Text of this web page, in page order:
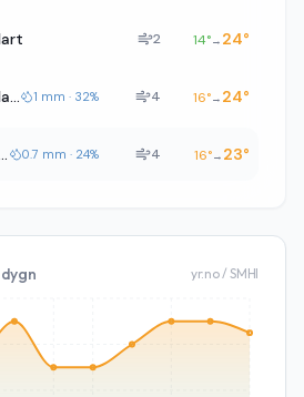
2 14°→ 24°
Halvklart 1 mm · 32% 4 16°→ 24°
0.7 mm · 24% 4 16°→ 23°
yr.no / SMHI